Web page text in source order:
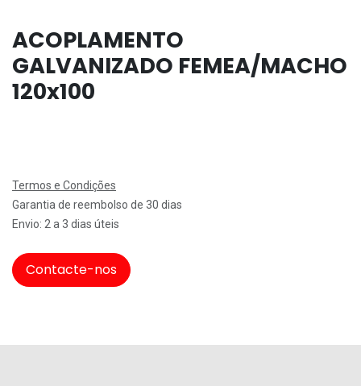
ACOPLAMENTO
GALVANIZADO FEMEA/MACHO
120x100
Termos e Condições
Garantia de reembolso de 30 dias
Envio: 2 a 3 dias úteis
Contacte-nos